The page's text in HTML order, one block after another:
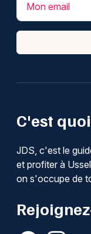
C'est quoi
JDS, c'est le
et profiter à
on s'occupe de
Mon email